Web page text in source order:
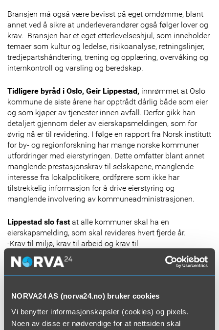
NORVA24 AS (norva24.no) bruker cookies
Vi benytter informasjonskapsler (cookies) og pixels.
Noen av disse er nødvendige for at nettsiden skal
Bransjen må også være bevisst på eget omdømme, blant
annet ved å sikre at underleverandører også følger lover og
krav. Bransjen har et eget etterlevelseshjul, som inneholder
temaer som kultur og ledelse, risikoanalyse, retningslinjer,
tredjepartshåndtering, trening og opplæring, overvåking og
internkontroll og varsling og beredskap.
Tidligere byråd i Oslo, Geir Lippestad, innrømmet at Oslo
kommune de siste årene har opptrådt dårlig både som eier
og som kjøper av tjenester innen avfall. Derfor gikk han
detaljert gjennom deler av eierskapsmeldingen, som for
øvrig nå er til revidering. I følge en rapport fra Norsk institutt
for by- og regionforskning har mange norske kommuner
utfordringer med eierstyringen. Dette omfatter blant annet
manglende prestasjonskrav til selskapene, manglende
interesse fra lokalpolitikere, ordførere som ikke har
tilstrekkelig informasjon for å drive eierstyring og
manglende involvering av kommuneadministrasjonen.
Lippestad slo fastat alle kommuner skal ha en
eierskapsmelding, som skal revideres hvert fjerde år.
-Krav til miljø, krav til arbeid og krav til
arbeidstidsbestemmelser er ekstremt viktig å holde god
oversikt over, understreket Lippestad.
-Lever kommunen slik de snakker, spurte han videre. Oslo
Gjennom Oslomodellen skal Oslo kommune fremme et
seriøst arbeidsliv – med anstendige arbeidsforhold og
rettferdig konkurranse mellom seriøse leverandører som tar